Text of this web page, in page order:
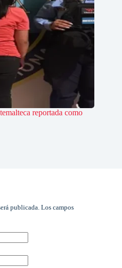
reportada como
publicada. Los campos